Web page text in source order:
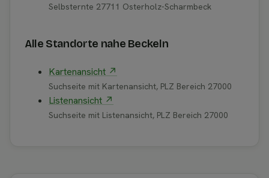
Selbsternte 27711 Osterholz-Scharmbeck
Alle Standorte nahe Beckeln
Kartenansicht ↗
Suchseite mit Kartenansicht, PLZ Bereich 27000
Listenansicht ↗
Suchseite mit Listenansicht, PLZ Bereich 27000